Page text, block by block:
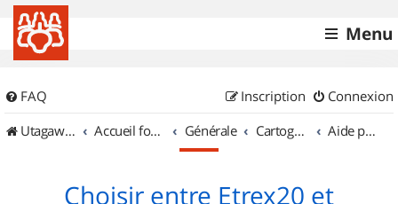
Menu
FAQ Connexion
Inscription
UtagawaVTT (Randos VTT et VTTAE avec traces GPS)
Accueil forum Générale Cartographie et GPS Aide pour l'achat d'un GPS
Choisir entre Etrex20 et